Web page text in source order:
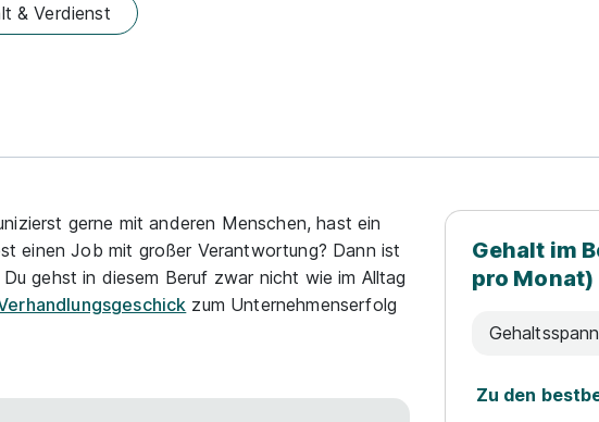
& Verdienst
gerne mit anderen Menschen, hast ein
einen Job mit großer Verantwortung? Dann ist
gehst in diesem Beruf zwar nicht wie im Alltag
zum Unternehmenserfolg
Gehalt im
pro Monat)
Zu den